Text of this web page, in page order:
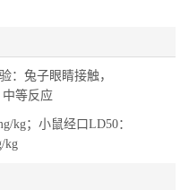
：兔子眼睛接触，
中等反应
kg；小鼠经口LD50：
kg